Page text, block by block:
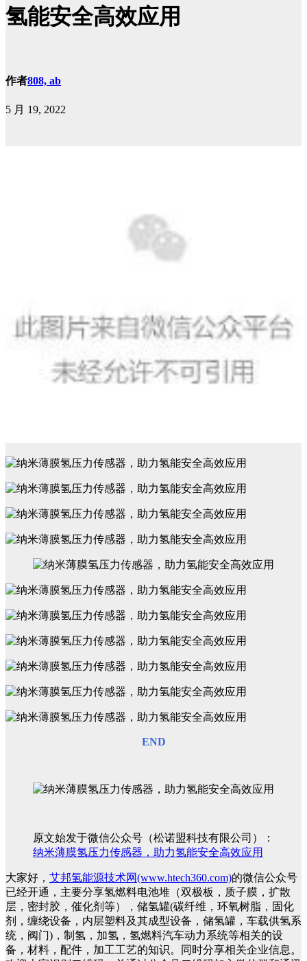
氢能安全高效应用
作者808, ab
5 月 19, 2022
END
原文始发于微信公众号（松诺盟科技有限公司）：
纳米薄膜氢压力传感器，助力氢能安全高效应用
大家好， 艾邦氢能源技术网(www.htech360.com)的微信公众号
已经开通，主要分享氢燃料电池堆（双极板，质子膜，扩散
层，密封胶，催化剂等），储氢罐(碳纤维，环氧树脂，固化
剂，缠绕设备，内层塑料及其成型设备，储氢罐，车载供氢系
统，阀门)，制氢，加氢，氢燃料汽车动力系统等相关的设
备，材料，配件，加工工艺的知识。同时分享相关企业信息。